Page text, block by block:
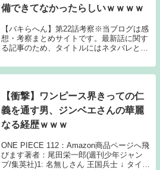
備できてなかったらしいｗｗｗｗ
【バキらへん】第22話考察※当ブログは感
想・考察まとめサイトです。最新話に関す
る記事のため、タイトルにはネタバレと注
きおこしやスクリーンショットの画像、雑
誌発売前のネタバレ（早バレ）に該当する
【衝撃】ワンピース界きっての仁
義を通す男、ジンベエさんの華麗
なる経歴ｗｗｗ
ONE PIECE 112：Amazon商品ページへ飛
びます著者：尾田栄一郎(週刊少年ジャン
プ/集英社)1: 名無しさん 王国兵士 ↓ タイヨ